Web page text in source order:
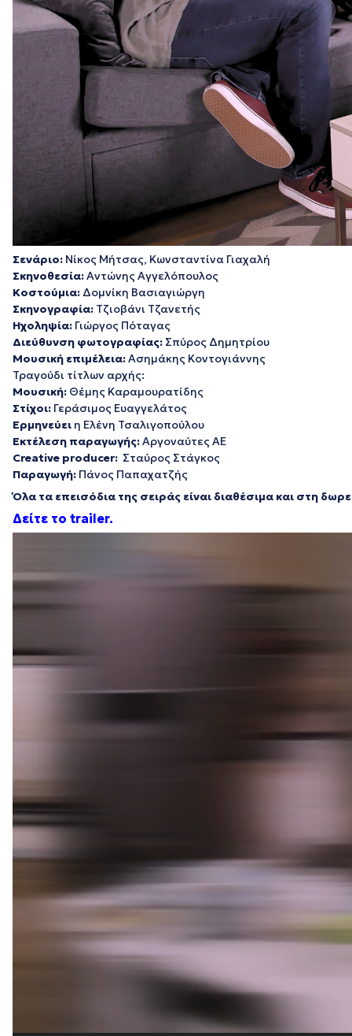
Σενάριο: Nίκος Μήτσας, Κωνσταντίνα Γιαχαλή
Σκηνοθεσία:Αντώνης Αγγελόπουλος
Κοστούμια: Δομνίκη Βασιαγιώργη
Σκηνογραφία: Τζιοβάνι Τζανετής
Ηχοληψία: Γιώργος Πόταγας
Διεύθυνση φωτογραφίας: Σπύρος Δημητρίου
Μουσική επιμέλεια:Ασημάκης Κοντογιάννης
Τραγούδι τίτλων αρχής:
Μουσική: Θέμης Καραμουρατίδης
Στίχοι: Γεράσιμος Ευαγγελάτος
Ερμηνεύει η Ελένη Τσαλιγοπούλου
Εκτέλεση παραγωγής:Αργοναύτες ΑΕ
Creative producer: Σταύρος Στάγκος
Παραγωγή: Πάνος Παπαχατζής
Όλα τα επεισόδια της σειράς είναι διαθέσιμα και στη
Δείτε το trailer.